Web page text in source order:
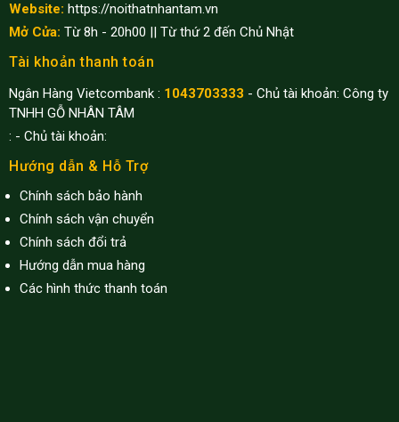
Website: https://noithatnhantam.vn
Mở Cửa: Từ 8h - 20h00 || Từ thứ 2 đến Chủ Nhật
Tài khoản thanh toán
Ngân Hàng Vietcombank : 1043703333 - Chủ tài khoản: Công ty
TNHH GỖ NHÂN TÂM
: - Chủ tài khoản:
Hướng dẫn & Hỗ Trợ
Chính sách bảo hành
Chính sách vận chuyển
Chính sách đổi trả
Hướng dẫn mua hàng
Các hình thức thanh toán